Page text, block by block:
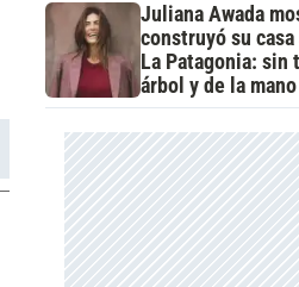
Juliana Awada
construyó su
La Patagonia: sin
árbol y de la